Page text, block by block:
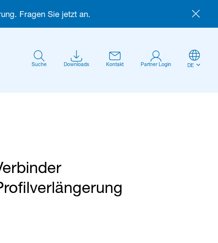
Fragen Sie jetzt an.
Suche Downloads Kontakt Partner Login DE